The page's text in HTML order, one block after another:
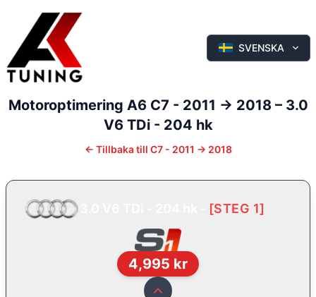
SVENSKA
Motoroptimering A6 C7 - 2011 -> 2018– 3.0
V6 TDi - 204 hk
← Tillbaka till C7 - 2011 -> 2018
[STEG 1]
4,995 kr